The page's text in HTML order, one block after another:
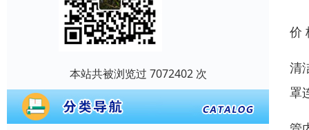
本站共被浏览过 7072402 次
价
清
罩